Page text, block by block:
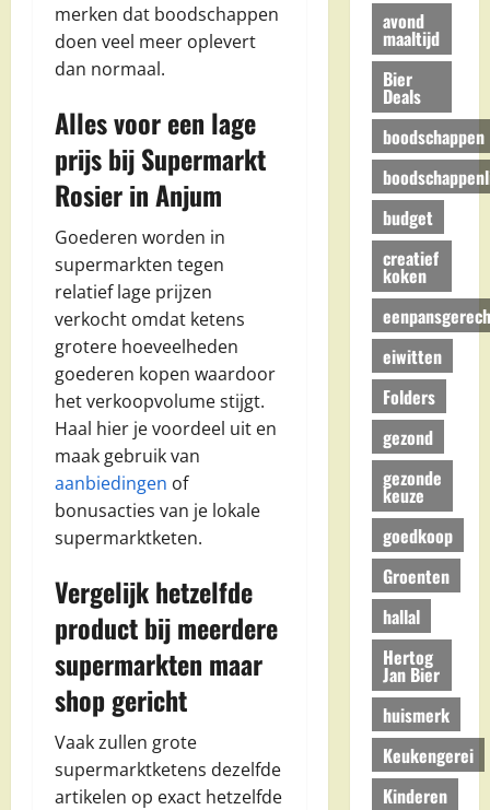
merken dat boodschappen
doen veel meer oplevert
dan normaal.
Alles voor een lage
prijs bij Supermarkt
Rosier in Anjum
Goederen worden in
supermarkten tegen
relatief lage prijzen
verkocht omdat ketens
grotere hoeveelheden
goederen kopen waardoor
het verkoopvolume stijgt.
Haal hier je voordeel uit en
maak gebruik van
aanbiedingen of
bonusacties van je lokale
supermarktketen.
Vergelijk hetzelfde
product bij meerdere
supermarkten maar
shop gericht
Vaak zullen grote
supermarktketens dezelfde
artikelen op exact hetzelfde
avond
maaltijd
Bier
Deals
boodschappen
budget
creatief
koken
eiwitten
Folders
gezond
gezonde
keuze
goedkoop
Groenten
hallal
Hertog
Jan Bier
huismerk
Keukengerei
Kinderen